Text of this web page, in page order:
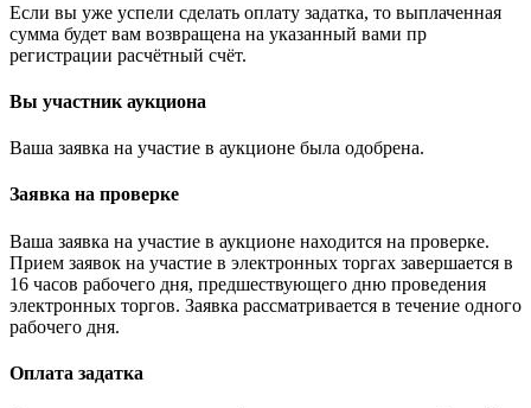
Если вы уже успели сделать оплату задатка, то выплаченная
сумма будет вам возвращена на указанный вами пр
регистрации расчётный счёт.
Вы участник аукциона
Ваша заявка на участие в аукционе была одобрена.
Заявка на проверке
Ваша заявка на участие в аукционе находится на проверке.
Прием заявок на участие в электронных торгах завершается в
16 часов рабочего дня, предшествующего дню проведения
электронных торгов. Заявка рассматривается в течение одного
рабочего дня.
Оплата задатка